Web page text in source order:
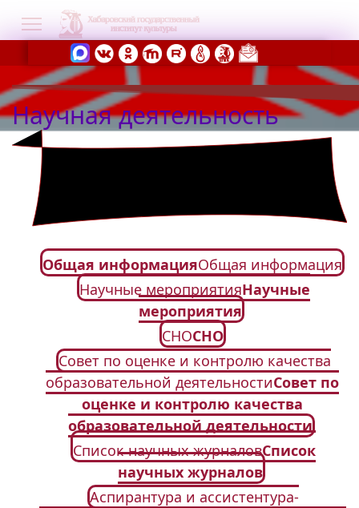
Научная деятельность
Общая информацияОбщая информация
Научные мероприятияНаучные
мероприятия
СНОСНО
Совет по оценке и контролю качества
образовательной деятельностиСовет по
оценке и контролю качества
образовательной деятельности
Список научных журналовСписок
научных журналов
Аспирантура и ассистентура-